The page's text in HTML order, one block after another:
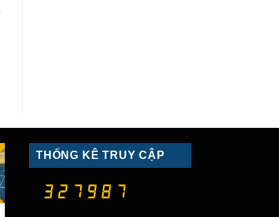
THỐNG KÊ TRUY CẬP